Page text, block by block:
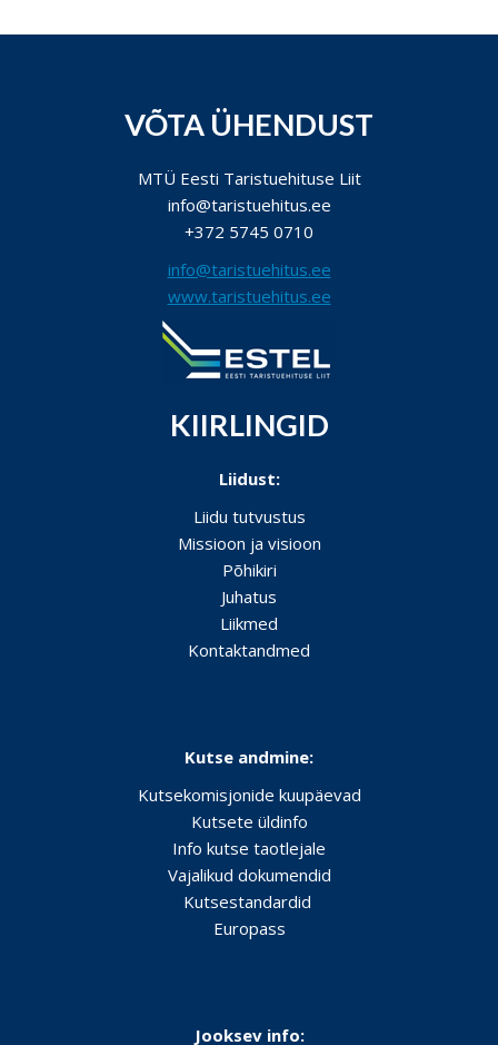
VÕTA ÜHENDUST
MTÜ Eesti Taristuehituse Liit
info@taristuehitus.ee
+372 5745 0710
info@taristuehitus.ee
www.taristuehitus.ee
KIIRLINGID
Liidust:
Liidu tutvustus
Missioon ja visioon
Põhikiri
Juhatus
Liikmed
Kontaktandmed
Kutse andmine:
Kutsekomisjonide kuupäevad
Kutsete üldinfo
Info kutse taotlejale
Vajalikud dokumendid
Kutsestandardid
Europass
Jooksev info: